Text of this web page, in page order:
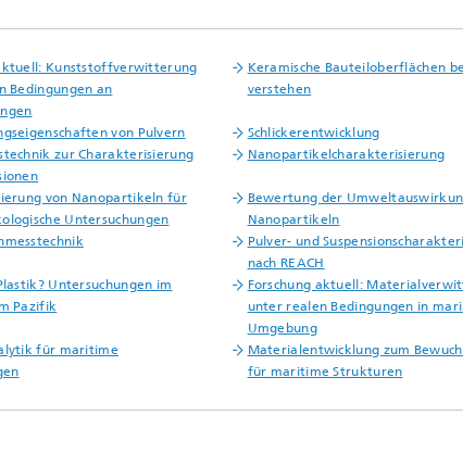
Kunststoffverwitterung
Bedingungen an
Keramische Bauteiloberflächen
verstehen
von Pulvern
Schlickerentwicklung
zur Charakterisierung
Nanopartikelcharakterisierung
von Nanopartikeln für
Untersuchungen
Bewertung der
Nanopartikeln
Pulver- und
nach REACH
Untersuchungen im
Pazifik
Forschung aktuell:
unter realen Bedingungen in
Umgebung
für maritime
Materialentwicklung zum
für maritime Strukturen